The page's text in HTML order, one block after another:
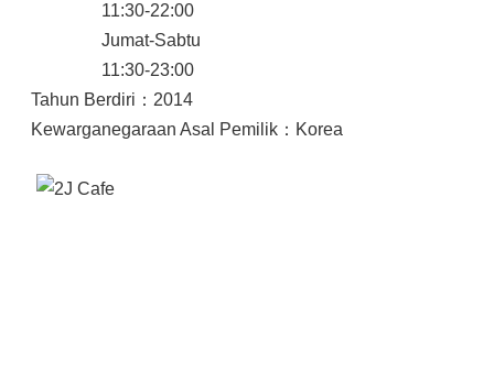
11:30-22:00
Jumat-Sabtu
11:30-23:00
Tahun Berdiri：2014
Kewarganegaraan Asal Pemilik：Korea